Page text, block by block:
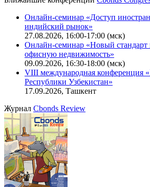
Поиск котировок облигаций
Ближайшие конференцииCbonds Congress
Онлайн-семинар «Доступ
индийский рынок»
27.08.2026, 16:00-17:00 (мск)
Онлайн-семинар «Новый стандарт
офисную недвижимость»
VIII международная конференция
Республики Узбекистан»
17.09.2026, Ташкент
ЖурналCbonds Review